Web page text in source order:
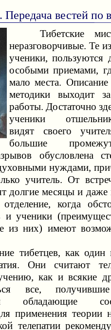
вестей по
Тибетские
неразговорчивые. Те
ученики, пользуются
особыми приемами,
мало места.
методики выходит
работы. Достаточно
ученики
видят своего
большие
обусловлена
нуждами,
учитель. От
долгие месяцы и
когда
и ученики
из них) имеют
тибетцев, как один
Они считают
как и всякие
все,
обладающие
применения теории
телепатии